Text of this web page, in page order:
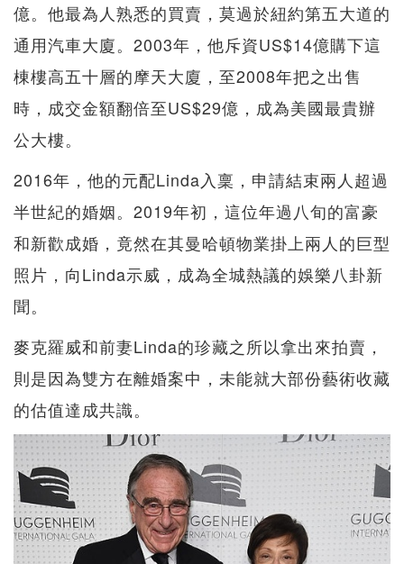
億。他最為人熟悉的買賣，莫過於紐約第五大道的
通用汽車大廈。2003年，他斥資US$14億購下這
棟樓高五十層的摩天大廈，至2008年把之出售
時，成交金額翻倍至US$29億，成為美國最貴辦
公大樓。
2016年，他的元配Linda入稟，申請結束兩人超過
半世紀的婚姻。2019年初，這位年過八旬的富豪
和新歡成婚，竟然在其曼哈頓物業掛上兩人的巨型
照片，向Linda示威，成為全城熱議的娛樂八卦新
聞。
麥克羅威和前妻Linda的珍藏之所以拿出來拍賣，
則是因為雙方在離婚案中，未能就大部份藝術收藏
的估值達成共識。